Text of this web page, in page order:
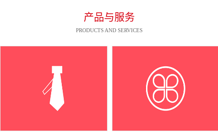
产品与服务
PRODUCTS AND SERVICES